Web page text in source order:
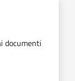
documenti